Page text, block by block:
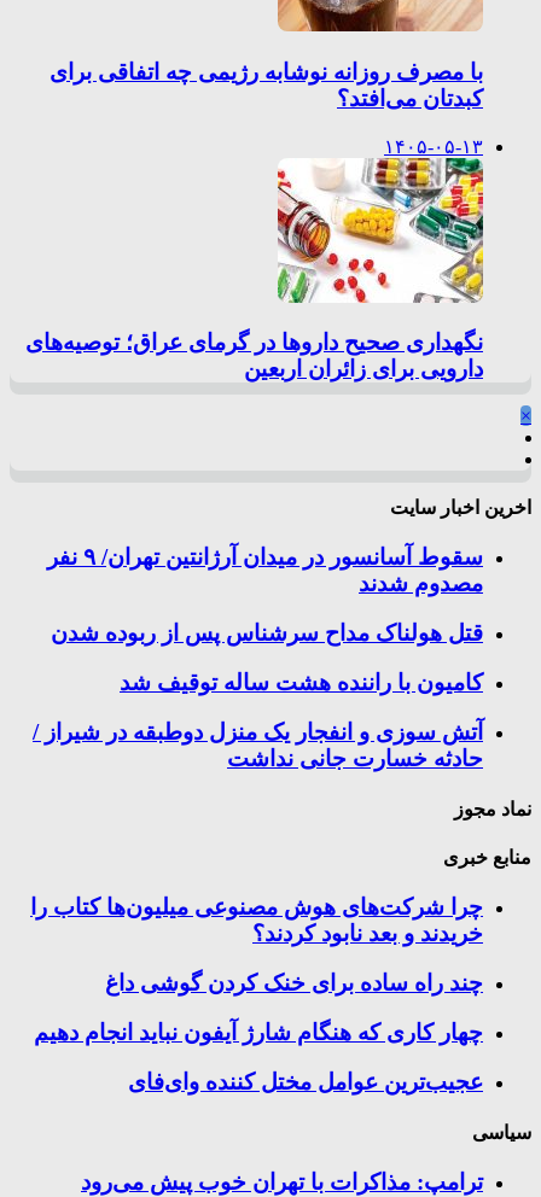
با مصرف روزانه نوشابه رژیمی چه اتفاقی برای
کبدتان می‌افتد؟
۱۴۰۵-۰۵-۱۳
نگهداری صحیح داروها در گرمای عراق؛ توصیه‌های
دارویی برای زائران اربعین
×
اخرین اخبار سایت
سقوط آسانسور در میدان آرژانتین تهران/ ۹ نفر
مصدوم شدند
قتل هولناک مداح سرشناس پس از ربوده شدن
کامیون با راننده هشت ساله توقیف شد
آتش سوزی و انفجار یک منزل دوطبقه در شیراز /
حادثه خسارت جانی نداشت
نماد مجوز
منابع خبری
چرا شرکت‌های هوش مصنوعی میلیون‌ها کتاب را
خریدند و بعد نابود کردند؟
چند راه‌ ساده برای خنک کردن گوشی داغ
چهار کاری که هنگام شارژ آیفون نباید انجام دهیم
عجیب‌ترین عوامل مختل کننده وای‌فای
سیاسی
ترامپ: مذاکرات با تهران خوب پیش می‌رود